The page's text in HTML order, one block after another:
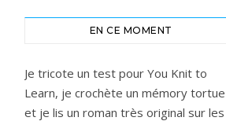
EN CE MOMENT
Je tricote un test pour You Knit to
Learn, je crochète un mémory tortue
et je lis un roman très original sur les